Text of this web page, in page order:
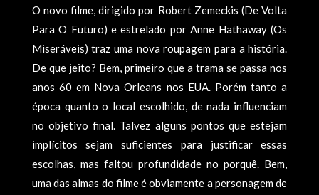
O novo filme, dirigido por Robert Zemeckis (De Volta
Para O Futuro) e estrelado por Anne Hathaway (Os
Miseráveis) traz uma nova roupagem para a história.
De que jeito? Bem, primeiro que a trama se passa nos
anos 60 em Nova Orleans nos EUA. Porém tanto a
época quanto o local escolhido, de nada influenciam
no objetivo final. Talvez alguns pontos que estejam
implícitos sejam suficientes para justificar essas
escolhas, mas faltou profundidade no porquê. Bem,
uma das almas do filme é obviamente a personagem de